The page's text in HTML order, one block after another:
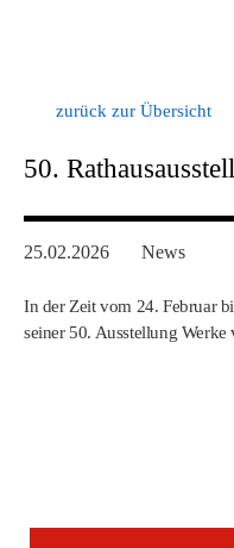
zurück zur Übersicht
50.
25.02.2026 News
In der Zeit vom 24. Februar
seiner 50. Ausstellung